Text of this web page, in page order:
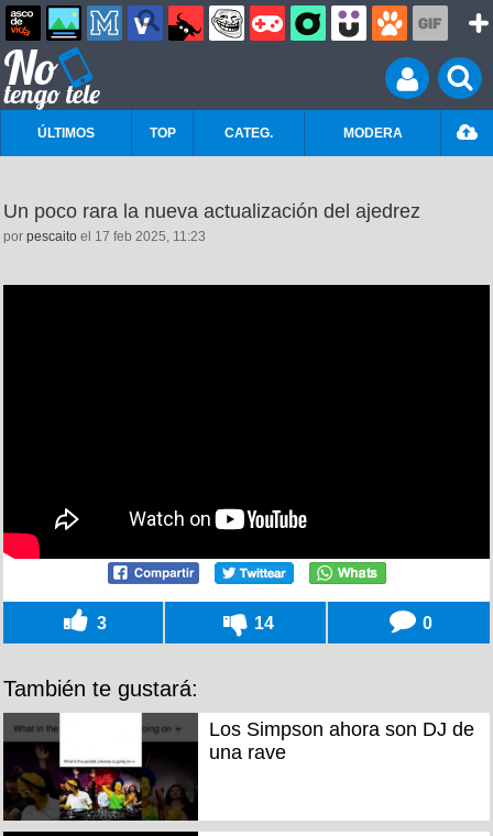
ÚLTIMOS TOP CATEG. MODERA
Un poco rara la nueva actualización del ajedrez
por pescaito el 17 feb 2025, 11:23
3 14 0
También te gustará:
Los Simpson ahora son DJ de
una rave